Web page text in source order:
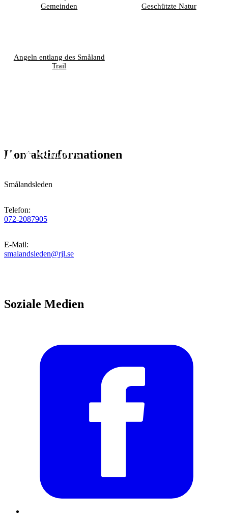
Gemeinden Geschützte Natur
Angeln entlang des Småland
Trail
Kontaktinformationen
Smålandsleden
Telefon:
072-2087905
E-Mail:
smalandsleden@rjl.se
Soziale Medien